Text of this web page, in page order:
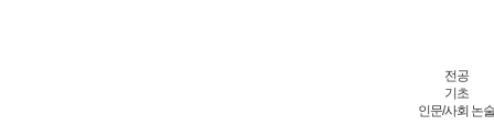
전공
기초
인문/사회 논술